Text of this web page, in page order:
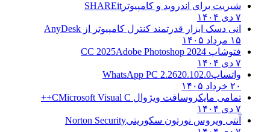
شیریت برای اندروید و کامپیوتر SHAREit
۷ دی ۱۴۰۴
انی دسک ابزار قدرتمند کنترل کامپیوتر از AnyDesk
۱۵ مرداد ۱۴۰۵
فتوشاپ CC 2025 Adobe Photoshop 2024
۷ دی ۱۴۰۴
واتساپWhatsApp PC 2.2620.102.0
۲۰ خرداد ۱۴۰۵
تمامی مایکروسافت ویژوال C Microsoft Visual C++
۷ دی ۱۴۰۴
آنتی ویروس نورتون سکوریتیNorton Security